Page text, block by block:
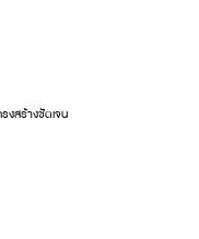
งสร้างชัดเจน